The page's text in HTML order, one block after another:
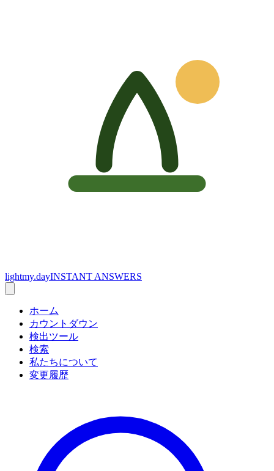
lightmy.dayINSTANT ANSWERS
ホーム
カウントダウン
検出ツール
検索
私たちについて
変更履歴